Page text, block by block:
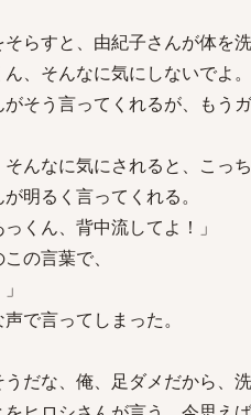
らすと、由紀子さんが体を洗
ん、そんなに気にしないでよ
がそう言ってくれるが、もう
そんなに気にされると、こっ
明るく言ってくれる。
っくん、背中流してよ！」
の言葉で、
で言ってしまった。
うだな、俺、足ダメだから、